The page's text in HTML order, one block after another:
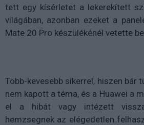
tett egy kísérletet a lekerekített
világában, azonban ezeket a
Mate 20 Pro készülékénél vetette be.
Több-kevesebb sikerrel, hiszen bár
nem kapott a téma, és a Huawei a
el a hibát vagy intézett
hemzsegnek az elégedetlen